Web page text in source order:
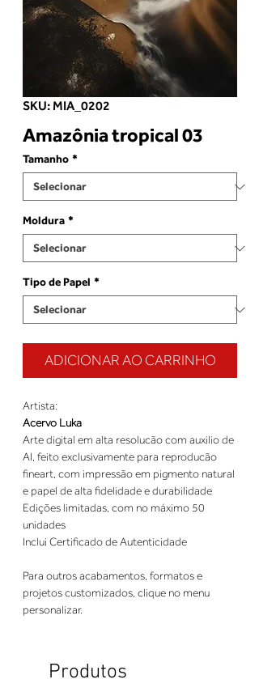
SKU: MIA_0202
Amazônia tropical 03
Tamanho *
Moldura *
Tipo de Papel *
ADICIONAR AO CARRINHO
Artista:
Acervo Luka
Arte digital em alta resolucão com auxilio de
AI, feito exclusivamente para reproducão
fineart, com impressão em pigmento natural
e papel de alta fidelidade e durabilidade
Edições limitadas, com no máximo 50
unidades
Inclui Certificado de Autenticidade
Para outros acabamentos, formatos e
projetos customizados, clique no menu
personalizar.
Produtos